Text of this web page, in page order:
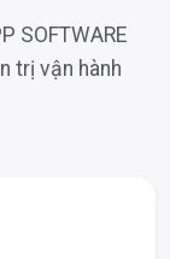
SOFTWARE
trị vận hành